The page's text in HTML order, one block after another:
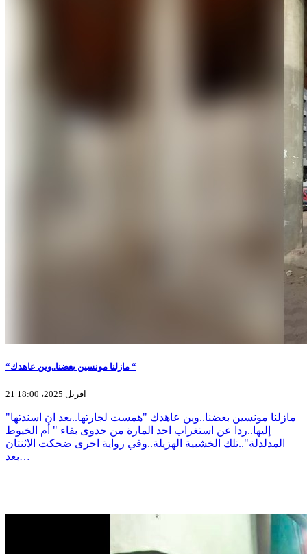
“مازلنا مونسين بعضنا..وين عاهدك “
21 افريل 2025، 18:00
"مازلنا مونسين بعضنا..وين عاهدك "همست لجارتها..بعد ان اسندتها
إليها..ردا عن استغراب احد المارة من جدوى بقاء " أم الخيوط
المدلدلة"..تلك الخشبية الهزيلة..وفي رواية اخرى ضحكت الاثنتان
بعد…